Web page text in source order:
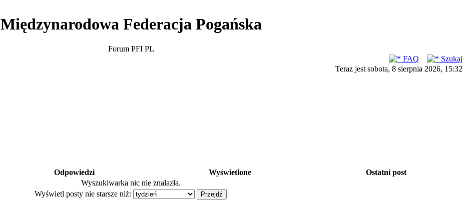
Międzynarodowa Federacja Pogańska
Forum PFI PL
FAQ
Szukaj
Teraz jest sobota, 8 sierpnia 2026, 15:32
Odpowiedzi Wyświetlone
Ostatni post
Wyszukiwarka nic nie znalazła.
Wyświetl posty nie starsze niż: